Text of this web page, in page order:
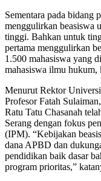
Sementara pada bidang
menggulirkan beasiswa
tinggi. Bahkan untuk
pertama menggulirkan
1.500 mahasiswa yang
mahasiswa ilmu hukum,
Menurut Rektor
Profesor Fatah
Ratu Tatu Chasanah
Serang dengan fokus
(IPM). “Kebijakan
dana APBD dan
pendidikan baik dasar
program prioritas,”